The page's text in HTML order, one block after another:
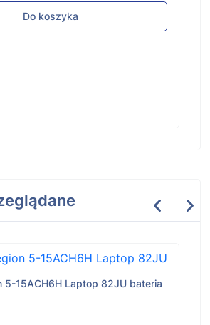
Do koszyka
5-15ACH6H Laptop 82JU bateria